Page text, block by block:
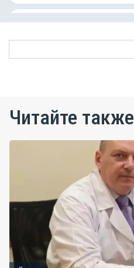
Читайте также